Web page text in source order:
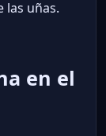
las uñas.
en el